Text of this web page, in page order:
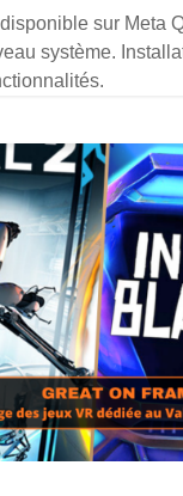
sur Meta
système.